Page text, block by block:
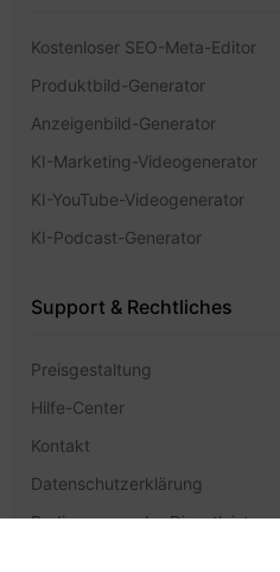
Kostenloser SEO-Meta-Editor
Produktbild-Generator
Anzeigenbild-Generator
KI-Marketing-Videogenerator
KI-YouTube-Videogenerator
KI-Podcast-Generator
Support & Rechtliches
Preisgestaltung
Hilfe-Center
Kontakt
Datenschutzerklärung
Bedingungen der Dienstleistung